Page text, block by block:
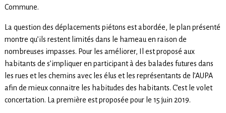
Commune.
La question des déplacements piétons est abordée, le plan présenté
montre qu’ils restent limités dans le hameau en raison de
nombreuses impasses. Pour les améliorer, Il est proposé aux
habitants de s’impliquer en participant à des balades futures dans
les rues et les chemins avec les élus et les représentants de l’AUPA
afin de mieux connaitre les habitudes des habitants. C’est le volet
concertation. La première est proposée pour le 15 juin 2019.